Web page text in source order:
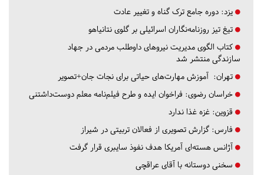
یزد: دوره جامع ترک گناه و تغییر عادت
تیغ تیز روزنامه‌نگاران اسرائیلی بر گلوی نتانیاهو
کتاب الگوی مدیریت نیروهای داوطلب مردمی در جهاد
سازندگی منتشر شد
تهران: آموزش مهارت‌های حیاتی برای نجات جان+تصویر
خراسان رضوی: فراخوان ایده و طرح فیلم‌نامه معلم دوست‌داشتنی
قزوین: غزه غذا ندارد
فارس: گزارش تصویری از فعالان تربیتی در شیراز
آژانس هسته‌ای آمریکا هدف نفوذ سایبری قرار گرفت
سخنی دوستانه با آقای عراقچی